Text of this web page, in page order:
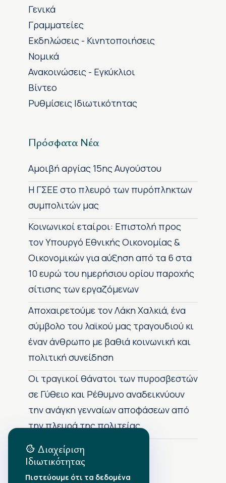
Γενικά
Γραμματείες
Εκδηλώσεις - Κινητοποιήσεις
Νομικά
Ανακοινώσεις - Εγκύκλιοι
Βίντεο
Ρυθμίσεις Ιδιωτικότητας
Πρόσφατα Νέα
Αμοιβή αργίας 15ης Αυγούστου
H ΓΣΕΕ στο πλευρό των πυρόπληκτων
συμπολιτών μας
Κοινωνικοί εταίροι: Επιστολή προς
τον Υπουργό Εθνικής Οικονομίας &
Οικονομικών για αύξηση από τα 6 στα
10 ευρώ του ημερήσιου ορίου παροχής
σίτισης των εργαζόμενων
Αποχαιρετούμε τον Λάκη Χαλκιά, ένα
σύμβολο του λαϊκού μας τραγουδιού κι
έναν άνθρωπο με βαθιά κοινωνική και
πολιτική συνείδηση
Οι τραγικοί θάνατοι των πυροσβεστών
σε Γύθειο και Ρέθυμνο αναδεικνύουν
την ανάγκη γενναίων αποφάσεων από
την πλευρά της πολιτείας
Αρχείο Δημοσιεύσεων
Διαχείριση
Ιδιωτικότητας
Πιστεύουμε ότι τα δεδομένα